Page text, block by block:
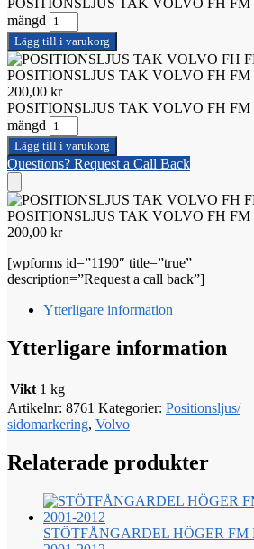
POSITIONSLJUS TAK VOLVO FH FM
mängd
Lägg till i varukorg
POSITIONSLJUS TAK VOLVO FH FM
200,00 kr
POSITIONSLJUS TAK VOLVO FH FM
mängd
Lägg till i varukorg
Questions? Request a Call Back
POSITIONSLJUS TAK VOLVO FH FM
200,00 kr
[wpforms id=”1190″ title=”true”
description=”Request a call back”]
Ytterligare information
Ytterligare information
Vikt 1 kg
Artikelnr: 8761 Kategorier: Positionsljus/
sidomarkering, Volvo
Relaterade produkter
STÖTFÅNGARDEL HÖGER FM